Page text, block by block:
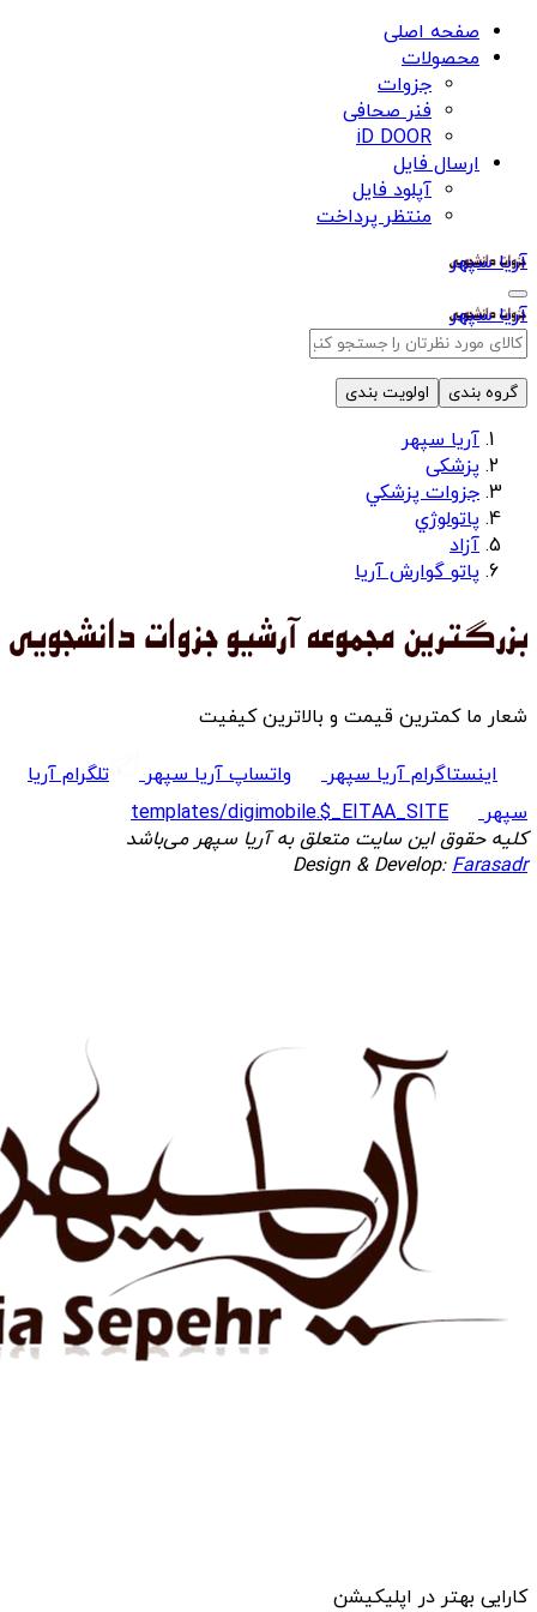
صفحه اصلی
محصولات
جزوات
فنر صحافی
iD DOOR
ارسال فایل
آپلود فایل
منتظر پرداخت
آریا سپهر
آریا سپهر
گروه بندی اولویت بندی
آریا سپهر
پزشکی
جزوات پزشكي
پاتولوژي
آزاد
پاتو گوارش آریا
شعار ما کمترین قیمت و بالاترین کیفیت
اینستاگرام آریا سپهر واتساپ آریا سپهر
تلگرام آریا
سپهر
templates/digimobile.$_EITAA_SITE
کلیه حقوق این سایت متعلق به آریا سپهر می‌باشد
Design & Develop:Farasadr
کارایی بهتر در اپلیکیشن